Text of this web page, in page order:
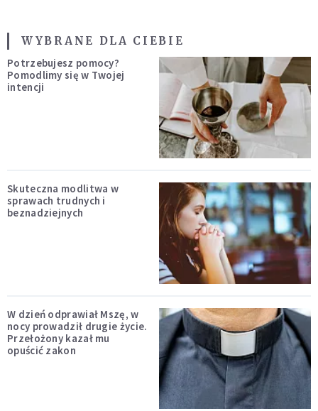
WYBRANE DLA CIEBIE
Potrzebujesz pomocy?
Pomodlimy się w Twojej
intencji
Skuteczna modlitwa w
sprawach trudnych i
beznadziejnych
W dzień odprawiał Mszę, w
nocy prowadził drugie życie.
Przełożony kazał mu
opuścić zakon